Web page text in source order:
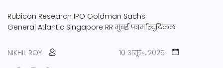
Rubicon Research IPO Goldman Sachs
General Atlantic Singapore RR मुंबई फ़ार्मास्यूटिकल
NIKHIL ROY
10 अक्तू॰, 2025